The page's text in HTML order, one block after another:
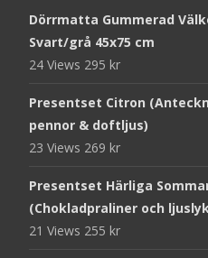
Dörrmatta Gummerad
Svart/grå 45x75 cm
24 Views 295 kr
Presentset Citron
pennor & doftljus)
23 Views 269 kr
Presentset Härliga
(Chokladpraliner och
21 Views 255 kr